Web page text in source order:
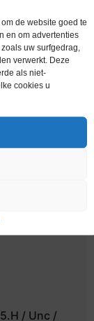
de website goed te
en om advertenties
uw surfgedrag,
verwerkt. Deze
als niet-
cookies u
/ Unc /
/ Unc /